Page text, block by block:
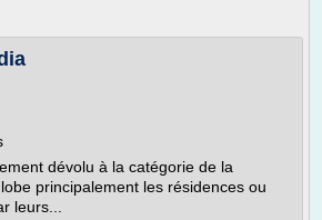
dévolu à la catégorie de la
principalement les résidences ou
leurs...